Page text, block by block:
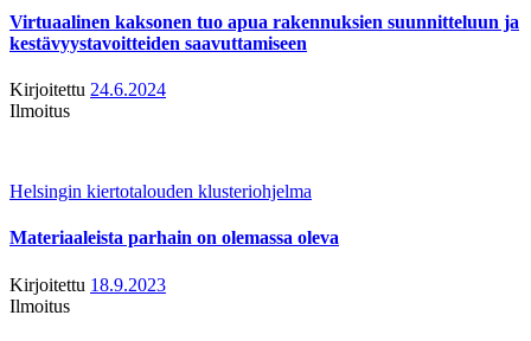
Virtuaalinen kaksonen tuo apua rakennuksien suunnitteluun ja
kestävyystavoitteiden saavuttamiseen
Kirjoitettu 24.6.2024
Ilmoitus
Helsingin kiertotalouden klusteriohjelma
Materiaaleista parhain on olemassa oleva
Kirjoitettu 18.9.2023
Ilmoitus